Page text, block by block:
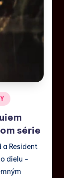
série
a Resident
dielu -